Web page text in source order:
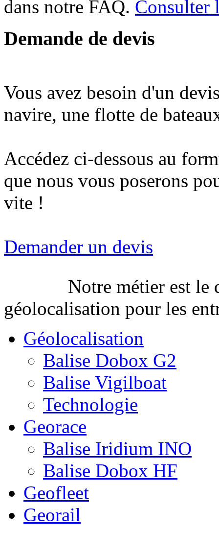
dans notre FAQ. Consulter
Demande de devis
Vous avez besoin d'un
navire, une flotte de
Accédez ci-dessous au
que nous vous poserons
vite !
Demander un devis
Notre métier est le
géolocalisation pour les
Géolocalisation
Balise Dobox G2
Balise Vigilboat
Technologie
Georace
Balise Iridium INO
Balise Dobox HF
Geofleet
Georail